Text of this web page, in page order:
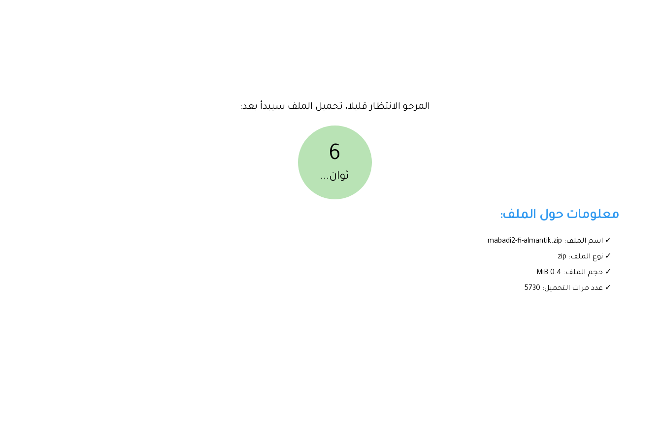
المرجو الانتظار قليلا، تحميل الملف سيبدأ بعد:
6
ثوان...
معلومات حول الملف:
✓ اسم الملف: mabadi2-fi-almantik.zip
✓ نوع الملف: zip
✓ حجم الملف: 0.4 MiB
✓ عدد مرات التحميل: 5730